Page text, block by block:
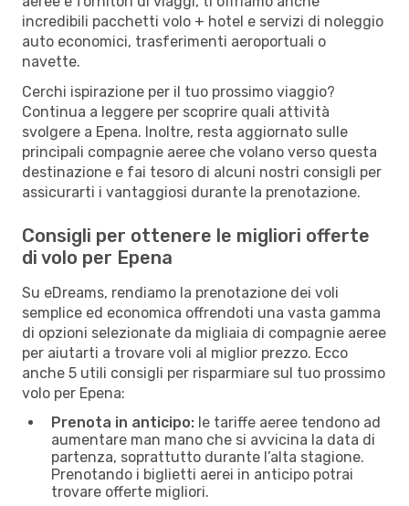
incredibili pacchetti volo + hotel e servizi di noleggio
auto economici, trasferimenti aeroportuali o
navette.
Cerchi ispirazione per il tuo prossimo viaggio?
Continua a leggere per scoprire quali attività
svolgere a Epena. Inoltre, resta aggiornato sulle
principali compagnie aeree che volano verso questa
destinazione e fai tesoro di alcuni nostri consigli per
assicurarti i vantaggiosi durante la prenotazione.
Consigli per ottenere le migliori offerte
di volo per Epena
Su eDreams, rendiamo la prenotazione dei voli
semplice ed economica offrendoti una vasta gamma
di opzioni selezionate da migliaia di compagnie aeree
per aiutarti a trovare voli al miglior prezzo. Ecco
anche 5 utili consigli per risparmiare sul tuo prossimo
volo per Epena:
Prenota in anticipo: le tariffe aeree tendono ad
aumentare man mano che si avvicina la data di
partenza, soprattutto durante l’alta stagione.
Prenotando i biglietti aerei in anticipo potrai
trovare offerte migliori.